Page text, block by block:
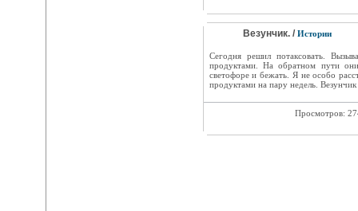
Везунчик. / Истории
Сегодня решил потаксовать.
продуктами. На обратном пути
светофоре и бежать. Я не особо
продуктами на пару недель.
Просмотров: